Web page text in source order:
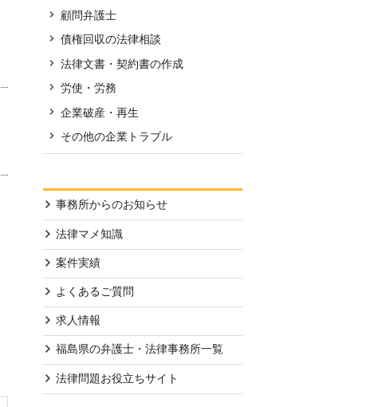
顧問弁護士
債権回収の法律相談
法律文書・契約書の作成
労使・労務
企業破産・再生
その他の企業トラブル
事務所からのお知らせ
法律マメ知識
案件実績
よくあるご質問
求人情報
福島県の弁護士・法律事務所一覧
法律問題お役立ちサイト